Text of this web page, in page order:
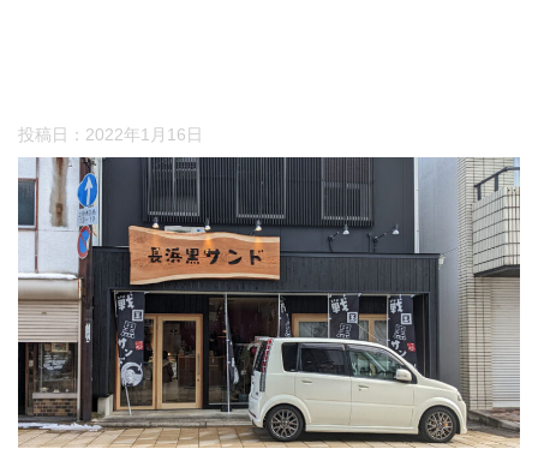
投稿日： 2022年1月16日